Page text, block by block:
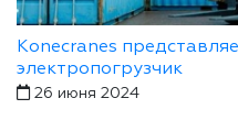
Konecranes
электропогрузчик
26 июня 2024